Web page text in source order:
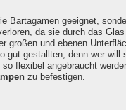
geeignet,
da sie durch das
großen und ebenen
gut gestallten, denn wer will
flexibel angebraucht
zu befestigen.